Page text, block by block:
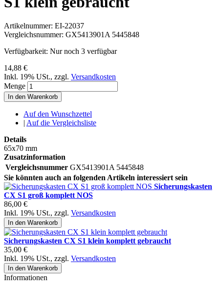
Artikelnummer: EI-22037
Vergleichsnummer: GX5413901A 5445848
Verfügbarkeit: Nur noch 3 verfügbar
14,88 €
Inkl. 19% USt., zzgl. Versandkosten
Menge
In den Warenkorb
Auf den Wunschzettel
| Auf die Vergleichsliste
Details
65x70 mm
Zusatzinformation
Vergleichsnummer GX5413901A 5445848
Sie könnten auch an folgenden Artikeln interessiert sein
Sicherungskasten
CX S1 groß komplett NOS
86,00 €
Inkl. 19% USt., zzgl. Versandkosten
In den Warenkorb
Sicherungskasten CX S1 klein komplett gebraucht
35,00 €
Inkl. 19% USt., zzgl. Versandkosten
In den Warenkorb
Informationen